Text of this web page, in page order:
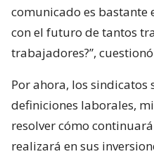
comunicado es bastante
con el futuro de tantos
trabajadores?”,
Por ahora, los sindicatos
definiciones laborales,
resolver cómo
realizará en sus